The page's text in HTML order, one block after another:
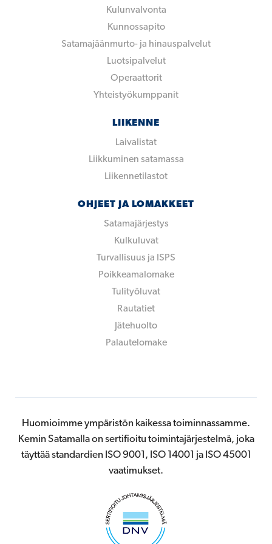
Kulunvalvonta
Kunnossapito
Satamajäänmurto- ja hinauspalvelut
Luotsipalvelut
Operaattorit
Yhteistyökumppanit
LIIKENNE
Laivalistat
Liikkuminen satamassa
Liikennetilastot
OHJEET JA LOMAKKEET
Satamajärjestys
Kulkuluvat
Turvallisuus ja ISPS
Poikkeamalomake
Tulityöluvat
Rautatiet
Jätehuolto
Palautelomake
Huomioimme ympäristön kaikessa toiminnassamme.
Kemin Satamalla on sertifioitu toimintajärjestelmä, joka
täyttää standardien ISO 9001, ISO 14001 ja ISO 45001
vaatimukset.